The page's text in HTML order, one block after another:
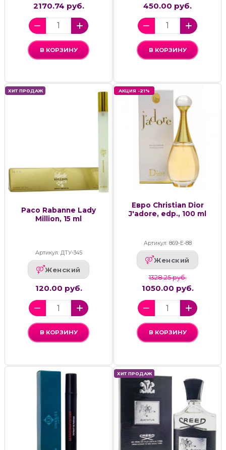
2170.74 руб.
В КОРЗИНУ
450.00 руб.
В КОРЗИНУ
ХИТ ПРОДАЖ
Paco Rabanne Lady
Million, 15 ml
Артикул: ДТУ-345
Женский
120.00 руб.
В КОРЗИНУ
АКЦИЯ -21%
Евро Christian Dior
J'adore, edp., 100 ml
Артикул: 869-Е-88
Женский
1328.25 руб.
1050.00 руб.
В КОРЗИНУ
ХИТ ПРОДАЖ